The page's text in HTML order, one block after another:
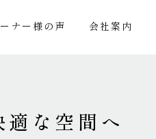
ナー様の声 会社案内
な空間へ